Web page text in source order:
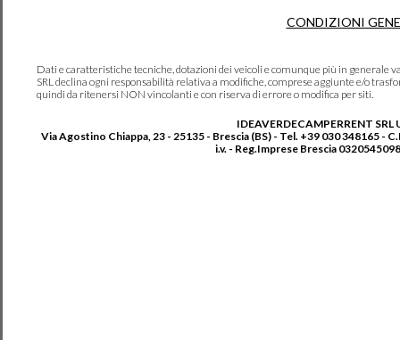
CONDIZIONI
Dati e caratteristiche tecniche, dotazioni dei veicoli e comunque più in generale
SRL declina ogni responsabilità relativa a modifiche, comprese aggiunte e/o
quindi da ritenersi NON vincolanti e con riserva di errore o modifica per siti.
IDEAVERDECAMPERRENT SRL
Via Agostino Chiappa, 23 - 25135 - Brescia (BS) - Tel. +39 030 348165 -
i.v. - Reg.Imprese Brescia